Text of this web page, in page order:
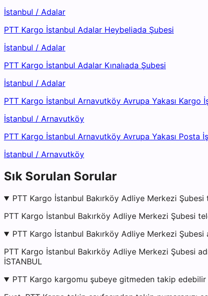
İstanbul / Adalar
PTT Kargo İstanbul Adalar Heybeliada Şubesi
İstanbul / Adalar
PTT Kargo İstanbul Adalar Kınalıada Şubesi
İstanbul / Adalar
PTT Kargo İstanbul Arnavutköy Avrupa Yakası Kargo
İstanbul / Arnavutköy
PTT Kargo İstanbul Arnavutköy Avrupa Yakası Posta
İstanbul / Arnavutköy
Sık Sorulan Sorular
PTT Kargo İstanbul Bakırköy Adliye Merkezi
PTT Kargo İstanbul Bakırköy Adliye Merkezi Şubesi
PTT Kargo İstanbul Bakırköy Adliye Merkezi Şubesi
PTT Kargo İstanbul Bakırköy Adliye Merkezi Şubesi
İSTANBUL
PTT Kargo kargomu şubeye gitmeden takip edebilir